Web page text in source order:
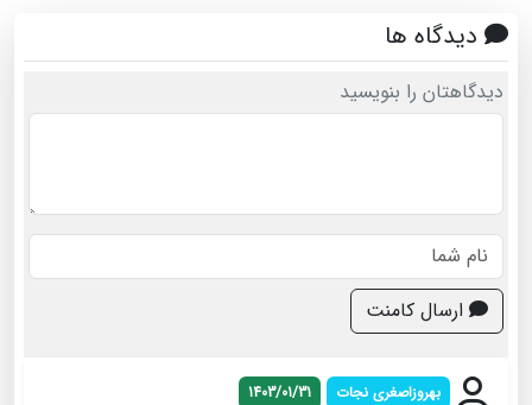
دیدگاه ها
دیدگاهتان را بنویسید
ارسال کامنت
بهروزاصغری نجات 1403/01/31